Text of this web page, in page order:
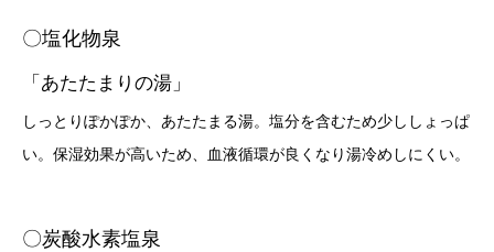
〇塩化物泉
「あたたまりの湯」
しっとりぽかぽか、あたたまる湯。塩分を含むため少ししょっぱ
い。保湿効果が高いため、血液循環が良くなり湯冷めしにくい。
〇炭酸水素塩泉